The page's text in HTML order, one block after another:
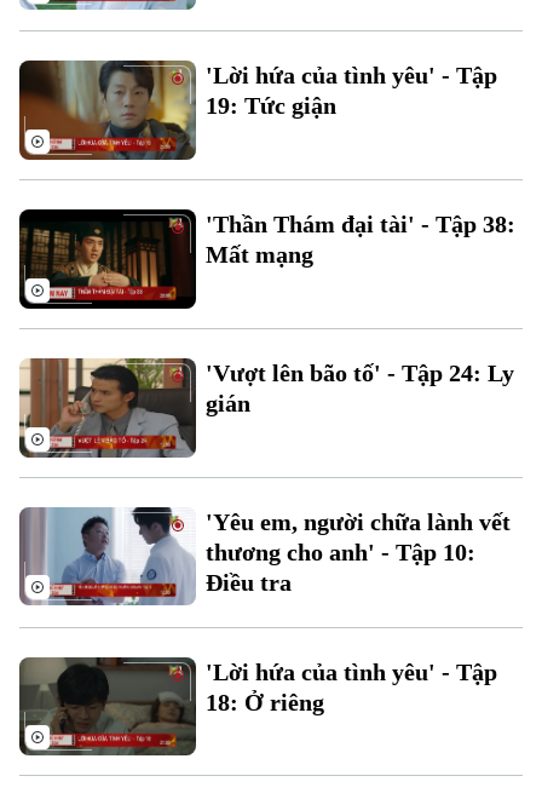
Theo dõi Hà Nội On
Điện ảnh
Thời trang
Âm nhạc
'Lời hứa của tình yêu' - Tập
19: Tức giận
'Thần Thám đại tài' - Tập 38:
Mất mạng
'Vượt lên bão tố' - Tập 24: Ly
gián
'Yêu em, người chữa lành vết
thương cho anh' - Tập 10:
Điều tra
'Lời hứa của tình yêu' - Tập
18: Ở riêng